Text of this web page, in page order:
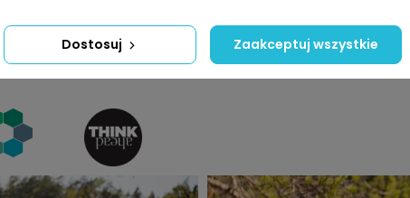
Dostosuj Zaakceptuj wszystkie